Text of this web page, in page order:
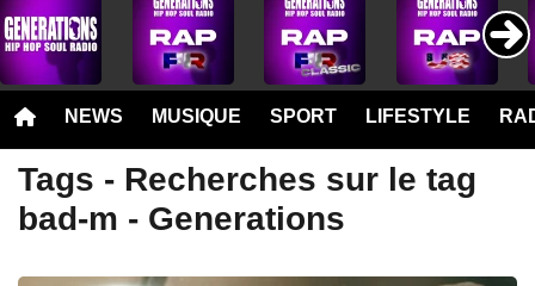
NEWS MUSIQUE SPORT LIFESTYLE
Tags - Recherches sur le tag
bad-m - Generations